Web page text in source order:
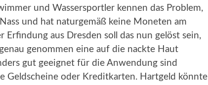
und Wassersportler kennen das Problem,
und hat naturgemäß keine Moneten am
Erfindung aus Dresden soll das nun gelöst sein,
genommen eine auf die nackte Haut
gut geeignet für die Anwendung sind
Geldscheine oder Kreditkarten. Hartgeld könnte